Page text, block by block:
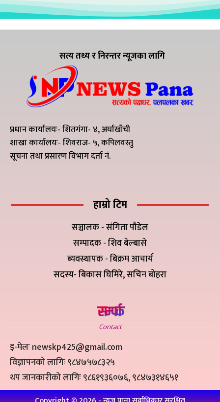
सत्य तथ्य र निरन्तर न्यूजका लागि
प्रधान कार्यालयः- शितगंगा- ४, अर्घाखाँची
शाखा कार्यालयः- शिवराज- ५, कपिलवस्तु
सूचना तथा प्रसारण विभाग दर्ता नं.
हाम्रो टिम
सञ्चालक - संगिता पौडेल
सम्पादक - शिव बेल्बासे
ब्यवस्थापक - बिक्रम आचार्य
सदस्य- बिकास घिमिरे, सचिन बोहरा
सम्पर्क
Contact
इ-मेलः newskp425@gmail.com
विज्ञापनको लागिः ९८४७५७८३२५
थप जानकारीको लागिः ९८६१९३६०७६, ९८४७३१४६५१